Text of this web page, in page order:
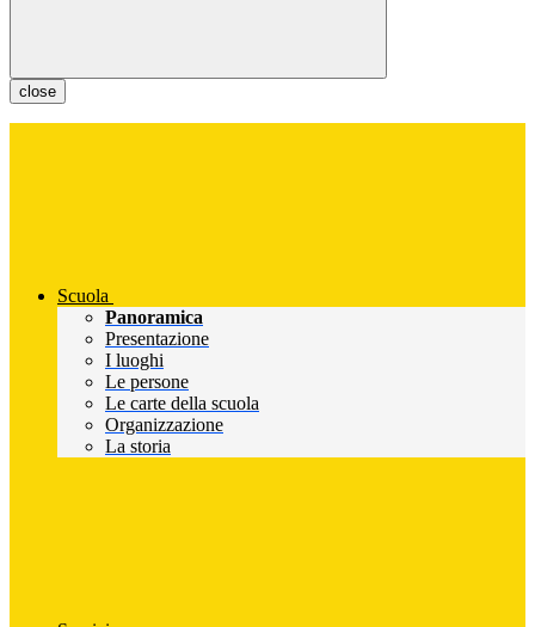
close
Scuola
Panoramica
Presentazione
I luoghi
Le persone
Le carte della scuola
Organizzazione
La storia